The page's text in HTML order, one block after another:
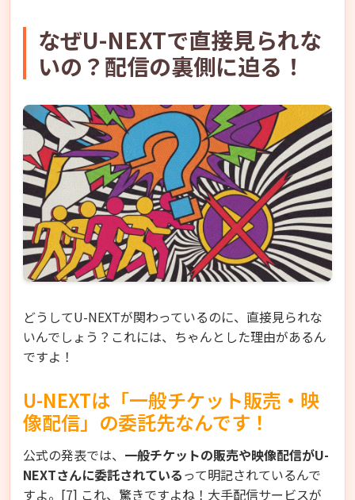
なぜU-NEXTで直接見られな
いの？配信の裏側に迫る！
どうしてU-NEXTが関わっているのに、直接見られな
いんでしょう？これには、ちゃんとした理由があるん
ですよ！
U-NEXTは「一般チケット販売・映
像配信」の委託先なんです！
公式の発表では、 一般チケットの販売や映像配信がU-
NEXTさんに委託されているって明記されているんで
すよ。[7] これ、驚きですよね！大手配信サービスが